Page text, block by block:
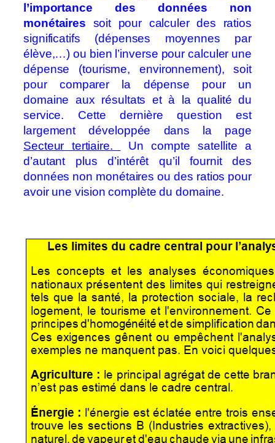
l’importance des données non
monétaires soit pour calculer des ratios
significatifs (dépenses moyennes par
élève,…) ou bien l’inverse pour calculer une
dépense (tourisme, environnement), soit
pour comparer la dépense pour un
domaine aux résultats et à la qualité du
service. Cette dernière question est
largement développée dans la page
Secteur tertiaire.
Un compte satellite a
d’autant plus d’intérêt qu’il fournit des
données non monétaires ou des ratios pour
avoir une vision complète du domaine.